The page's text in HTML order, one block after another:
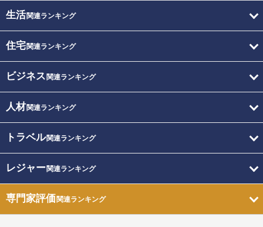
生活関連ランキング
住宅関連ランキング
ビジネス 関連ランキング
人材関連ランキング
トラベル関連ランキング
レジャー関連ランキング
専門家評価関連ランキング